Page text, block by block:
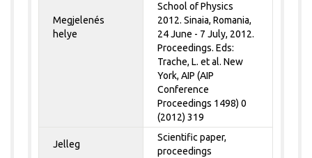
Megjelenés
helye
School of Physics
2012. Sinaia, Romania,
24 June - 7 July, 2012.
Proceedings. Eds:
Trache, L. et al. New
York, AIP (AIP
Conference
Proceedings 1498) 0
(2012) 319
Jelleg
Scientific paper,
proceedings